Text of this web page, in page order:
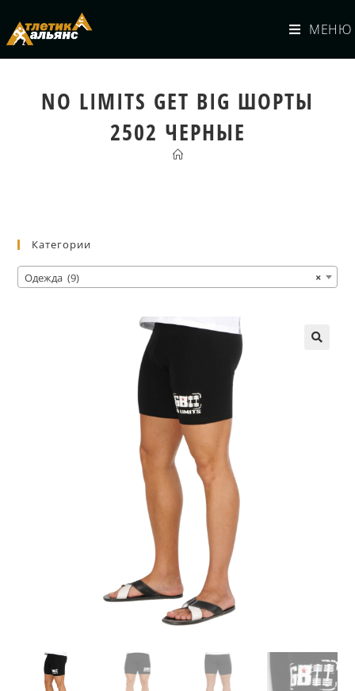
МЕНЮ
NO LIMITS GET BIG ШОРТЫ
2502 ЧЕРНЫЕ
Категории
×
Одежда (9)